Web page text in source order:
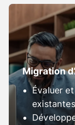
Migration
Évaluer